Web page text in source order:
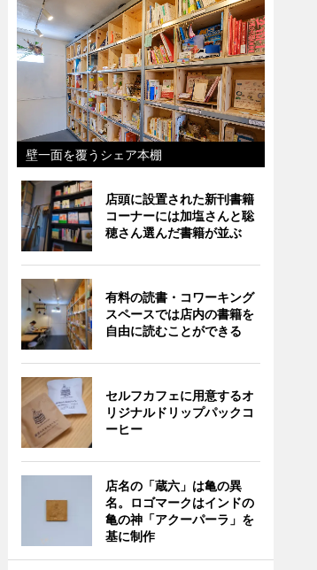
壁一面を覆うシェア本棚
店頭に設置された新刊書籍
コーナーには加塩さんと聡
穂さん選んだ書籍が並ぶ
有料の読書・コワーキング
スペースでは店内の書籍を
自由に読むことができる
セルフカフェに用意するオ
リジナルドリップパックコ
ーヒー
店名の「蔵六」は亀の異
名。ロゴマークはインドの
亀の神「アクーパーラ」を
基に制作